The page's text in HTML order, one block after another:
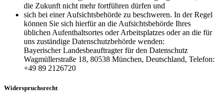
die Zukunft nicht mehr fortführen dürfen und
sich bei einer Aufsichtsbehörde zu beschweren. In der Regel
können Sie sich hierfür an die Aufsichtsbehörde Ihres
üblichen Aufenthaltsortes oder Arbeitsplatzes oder an die für
uns zuständige Datenschutzbehörde wenden:
Bayerischer Landesbeauftragter für den Datenschutz
Wagmüllerstraße 18, 80538 München, Deutschland, Telefon:
+49 89 2126720
Widerspruchsrecht